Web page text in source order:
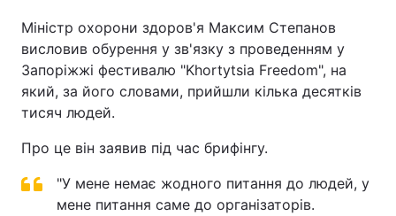
Міністр охорони здоров'я Максим Степанов
висловив обурення у зв'язку з проведенням у
Запоріжжі фестивалю "Khortytsia Freedom", на
який, за його словами, прийшли кілька десятків
тисяч людей.
Про це він заявив під час брифінгу.
"У мене немає жодного питання до людей, у
мене питання саме до організаторів.